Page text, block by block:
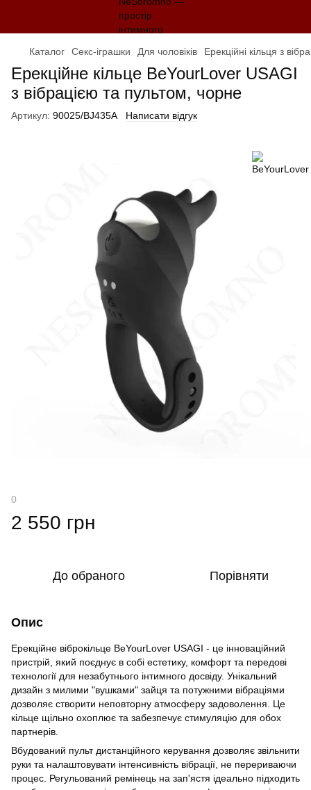
Каталог Секс-іграшки Для чоловіків Ерекційні кільця з
Ерекційне кільце BeYourLover USAGI
з вібрацією та пультом, чорне
Артикул: 90025/BJ435A Написати відгук
0
2 550 грн
До обраного Порівняти
Опис
Ерекційне віброкільце BeYourLover USAGI - це інноваційний
пристрій, який поєднує в собі естетику, комфорт та передові
технології для незабутнього інтимного досвіду. Унікальний
дизайн з милими "вушками" зайця та потужними вібраціями
дозволяє створити неповторну атмосферу задоволення. Це
кільце щільно охоплює та забезпечує стимуляцію для обох
партнерів.
Вбудований пульт дистанційного керування дозволяє звільнити
руки та налаштовувати інтенсивність вібрації, не перериваючи
процес. Регульований ремінець на зап'ястя ідеально підходить